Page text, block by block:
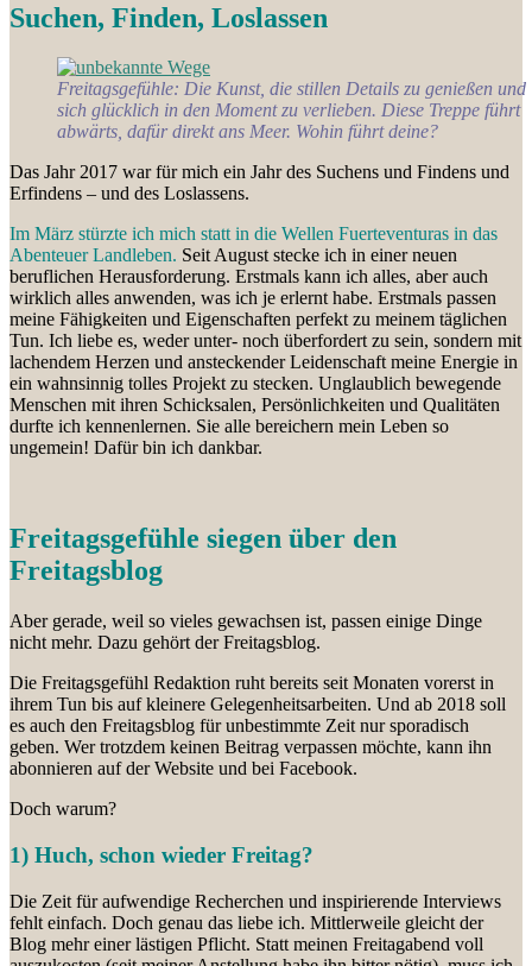
Suchen, Finden, Loslassen
Freitagsgefühle: Die Kunst, die stillen Details zu genießen und
sich glücklich in den Moment zu verlieben. Diese Treppe führt
abwärts, dafür direkt ans Meer. Wohin führt deine?
Das Jahr 2017 war für mich ein Jahr des Suchens und Findens und
Erfindens – und des Loslassens.
Im März stürzte ich mich statt in die Wellen Fuerteventuras in das
Abenteuer Landleben. Seit August stecke ich in einer neuen
beruflichen Herausforderung. Erstmals kann ich alles, aber auch
wirklich alles anwenden, was ich je erlernt habe. Erstmals passen
meine Fähigkeiten und Eigenschaften perfekt zu meinem täglichen
Tun. Ich liebe es, weder unter- noch überfordert zu sein, sondern mit
lachendem Herzen und ansteckender Leidenschaft meine Energie in
ein wahnsinnig tolles Projekt zu stecken. Unglaublich bewegende
Menschen mit ihren Schicksalen, Persönlichkeiten und Qualitäten
durfte ich kennenlernen. Sie alle bereichern mein Leben so
ungemein! Dafür bin ich dankbar.
Freitagsgefühle siegen über den
Freitagsblog
Aber gerade, weil so vieles gewachsen ist, passen einige Dinge
nicht mehr. Dazu gehört der Freitagsblog.
Die Freitagsgefühl Redaktion ruht bereits seit Monaten vorerst in
ihrem Tun bis auf kleinere Gelegenheitsarbeiten. Und ab 2018 soll
es auch den Freitagsblog für unbestimmte Zeit nur sporadisch
geben. Wer trotzdem keinen Beitrag verpassen möchte, kann ihn
abonnieren auf der Website und bei Facebook.
Doch warum?
1) Huch, schon wieder Freitag?
Die Zeit für aufwendige Recherchen und inspirierende Interviews
fehlt einfach. Doch genau das liebe ich. Mittlerweile gleicht der
Blog mehr einer lästigen Pflicht. Statt meinen Freitagabend voll